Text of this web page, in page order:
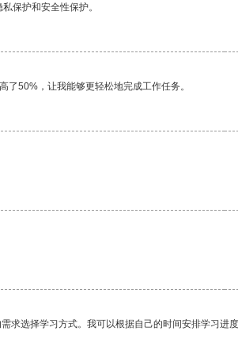
保护和安全性保护。
50%，让我能够更轻松地完成工作任务。
求选择学习方式。我可以根据自己的时间安排学习进度